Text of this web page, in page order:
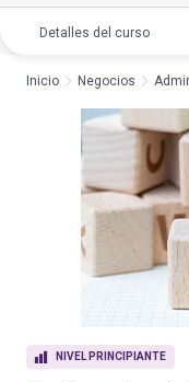
Detalles del curso
NIVEL PRINCIPIANTE
Inicio Negocios